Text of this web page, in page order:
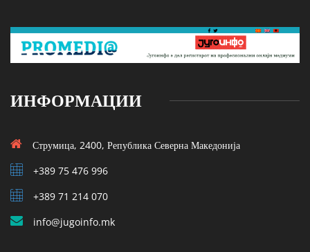
ИНФОРМАЦИИ
Струмица, 2400, Република Северна Македонија
+389 75 476 996
+389 71 214 070
info@jugoinfo.mk